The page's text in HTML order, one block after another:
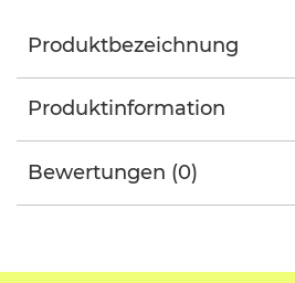
Produktbezeichnung
Produktinformation
Bewertungen (0)